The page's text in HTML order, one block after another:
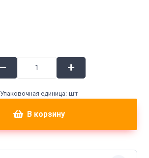
Упаковочная единица: шт
В корзину